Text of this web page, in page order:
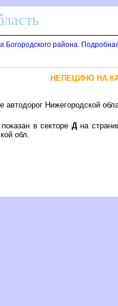
Богородского района.
НЕПЕЦИНО НА
автодорог Нижегородской
в секторе Дна
обл.